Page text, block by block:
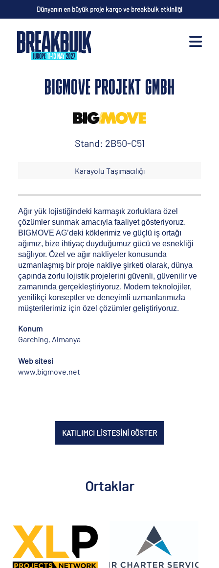
Dünyanın en büyük proje kargo ve breakbulk etkinliği
BIGMOVE PROJEKT GMBH
Stand: 2B50-C51
Karayolu Taşımacılığı
Ağır yük lojistiğindeki karmaşık zorluklara özel
çözümler sunmak amacıyla faaliyet gösteriyoruz.
BIGMOVE AG’deki köklerimiz ve güçlü iş ortağı
ağımız, bize ihtiyaç duyduğumuz gücü ve esnekliği
sağlıyor. Özel ve ağır nakliyeler konusunda
uzmanlaşmış bir proje nakliye şirketi olarak, dünya
çapında zorlu lojistik projelerini güvenli, güvenilir ve
zamanında gerçekleştiriyoruz. Modern teknolojiler,
yenilikçi konseptler ve deneyimli uzmanlarımızla
müşterilerimiz için özel çözümler geliştiriyoruz.
Konum
Garching, Almanya
Web sitesi
www.bigmove.net
KATILIMCI LİSTESİNİ GÖSTER
Ortaklar